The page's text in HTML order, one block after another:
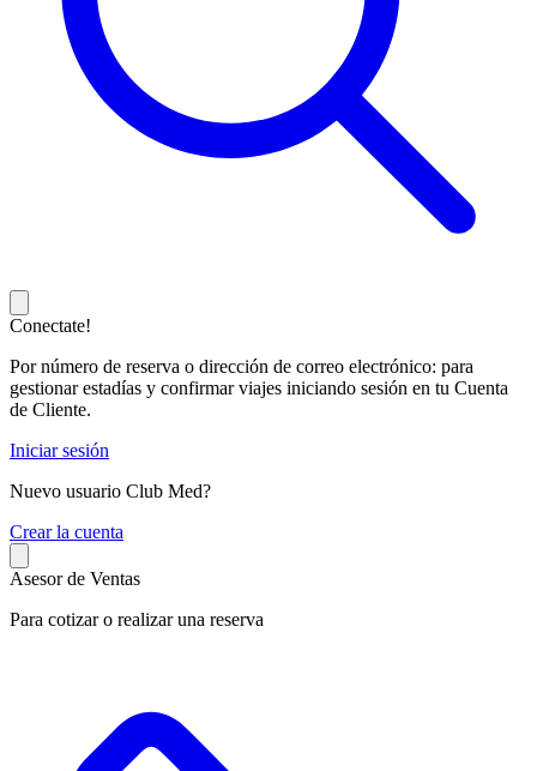
Conectate!
Por número de reserva o dirección de correo electrónico: para
gestionar estadías y confirmar viajes iniciando sesión en tu Cuenta
de Cliente.
Iniciar sesión
Nuevo usuario Club Med?
Crear la cuenta
Asesor de Ventas
Para cotizar o realizar una reserva